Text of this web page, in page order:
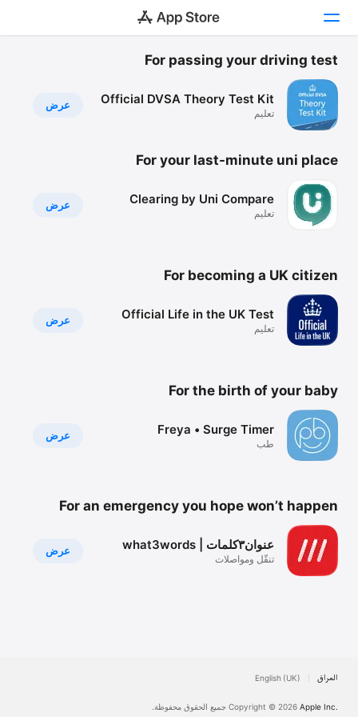
التطبيقات والألعاب
Arcade
النظام الأساسي
iPhone
iPad
Watch
TV
Once in a lifetime apps
Must-have tools for the key milestones.
For passing your driving test
عرض Official DVSA Theory Test Kit
تعليم
For your last-minute uni place
عرض Clearing by Uni Compare
تعليم
For becoming a UK citizen
عرض Official Life in the UK Test
تعليم
For the birth of your baby
عرض Freya • Surge Timer
طب
For an emergency you hope won’t happen
عرض عنوان٣كلمات | what3words
تنقّل ومواصلات
العراق English (UK)
Copyright © 2026 Apple Inc. جميع الحقوق محفوظة.